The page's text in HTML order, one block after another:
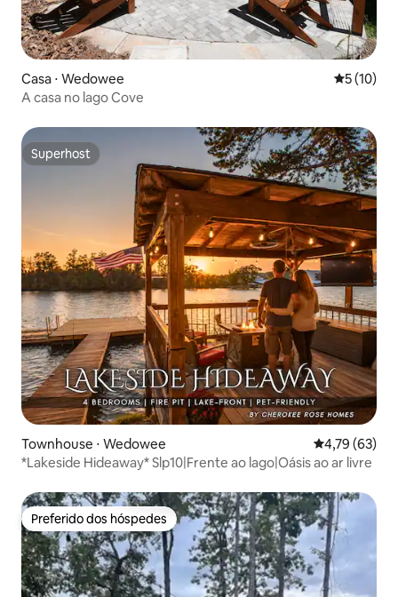
Casa ⋅ Wedowee 5 de uma
5 (10)
A casa no lago Cove
Superhost
Superhost
Townhouse ⋅ Wedowee 4,79 de uma
4,79 (63)
*Lakeside Hideaway* Slp10|Frente ao lago|Oásis ao ar livre
Preferido dos hóspedes
Preferido dos hóspedes